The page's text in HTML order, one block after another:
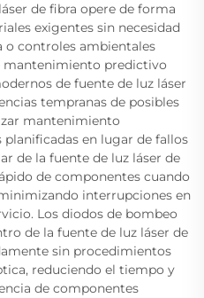
de fibra opere de forma
exigentes sin necesidad
o controles ambientales
mantenimiento predictivo
de fuente de luz láser
tempranas de posibles
mantenimiento
en lugar de fallos
de la fuente de luz láser de
de componentes cuando
interrupciones en
Los diodos de bombeo
de la fuente de luz láser de
sin procedimientos
reduciendo el tiempo y
de componentes